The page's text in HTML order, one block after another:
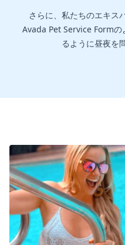
さらに、私たちのエキス
Avada Pet Service Form
るように昼夜を